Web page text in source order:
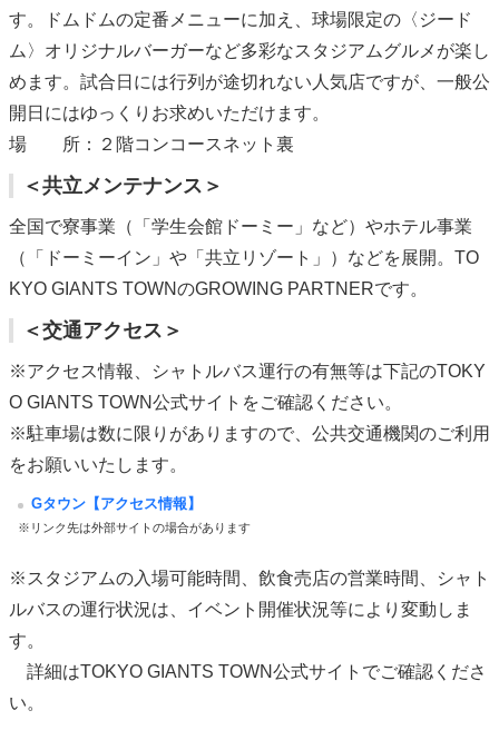
す。ドムドムの定番メニューに加え、球場限定の〈ジード
ム〉オリジナルバーガーなど多彩なスタジアムグルメが楽し
めます。試合日には行列が途切れない人気店ですが、一般公
開日にはゆっくりお求めいただけます。
場 所：２階コンコースネット裏
＜共立メンテナンス＞
全国で寮事業（「学生会館ドーミー」など）やホテル事業
（「ドーミーイン」や「共立リゾート」）などを展開。TO
KYO GIANTS TOWNのGROWING PARTNERです。
＜交通アクセス＞
※アクセス情報、シャトルバス運行の有無等は下記のTOKY
O GIANTS TOWN公式サイトをご確認ください。
※駐車場は数に限りがありますので、公共交通機関のご利用
をお願いいたします。
Gタウン【アクセス情報】
※リンク先は外部サイトの場合があります
※スタジアムの入場可能時間、飲食売店の営業時間、シャト
ルバスの運行状況は、イベント開催状況等により変動しま
す。
詳細はTOKYO GIANTS TOWN公式サイトでご確認くださ
い。